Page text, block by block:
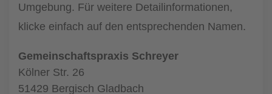
Umgebung. Für weitere Detailinformationen,
klicke einfach auf den entsprechenden Namen.
Gemeinschaftspraxis Schreyer
Kölner Str. 26
51429 Bergisch Gladbach